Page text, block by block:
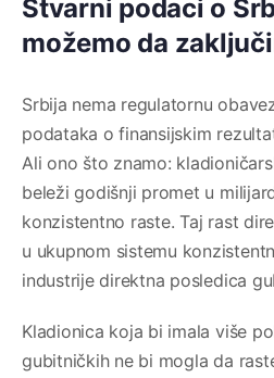
Stvarni podaci o
možemo da
Srbija nema regulatornu
podataka o finansijskim
Ali ono što znamo:
beleži godišnji promet u
konzistentno raste. Taj rast
u ukupnom sistemu
industrije direktna posledica
Kladionica koja bi imala više
gubitničkih ne bi mogla da